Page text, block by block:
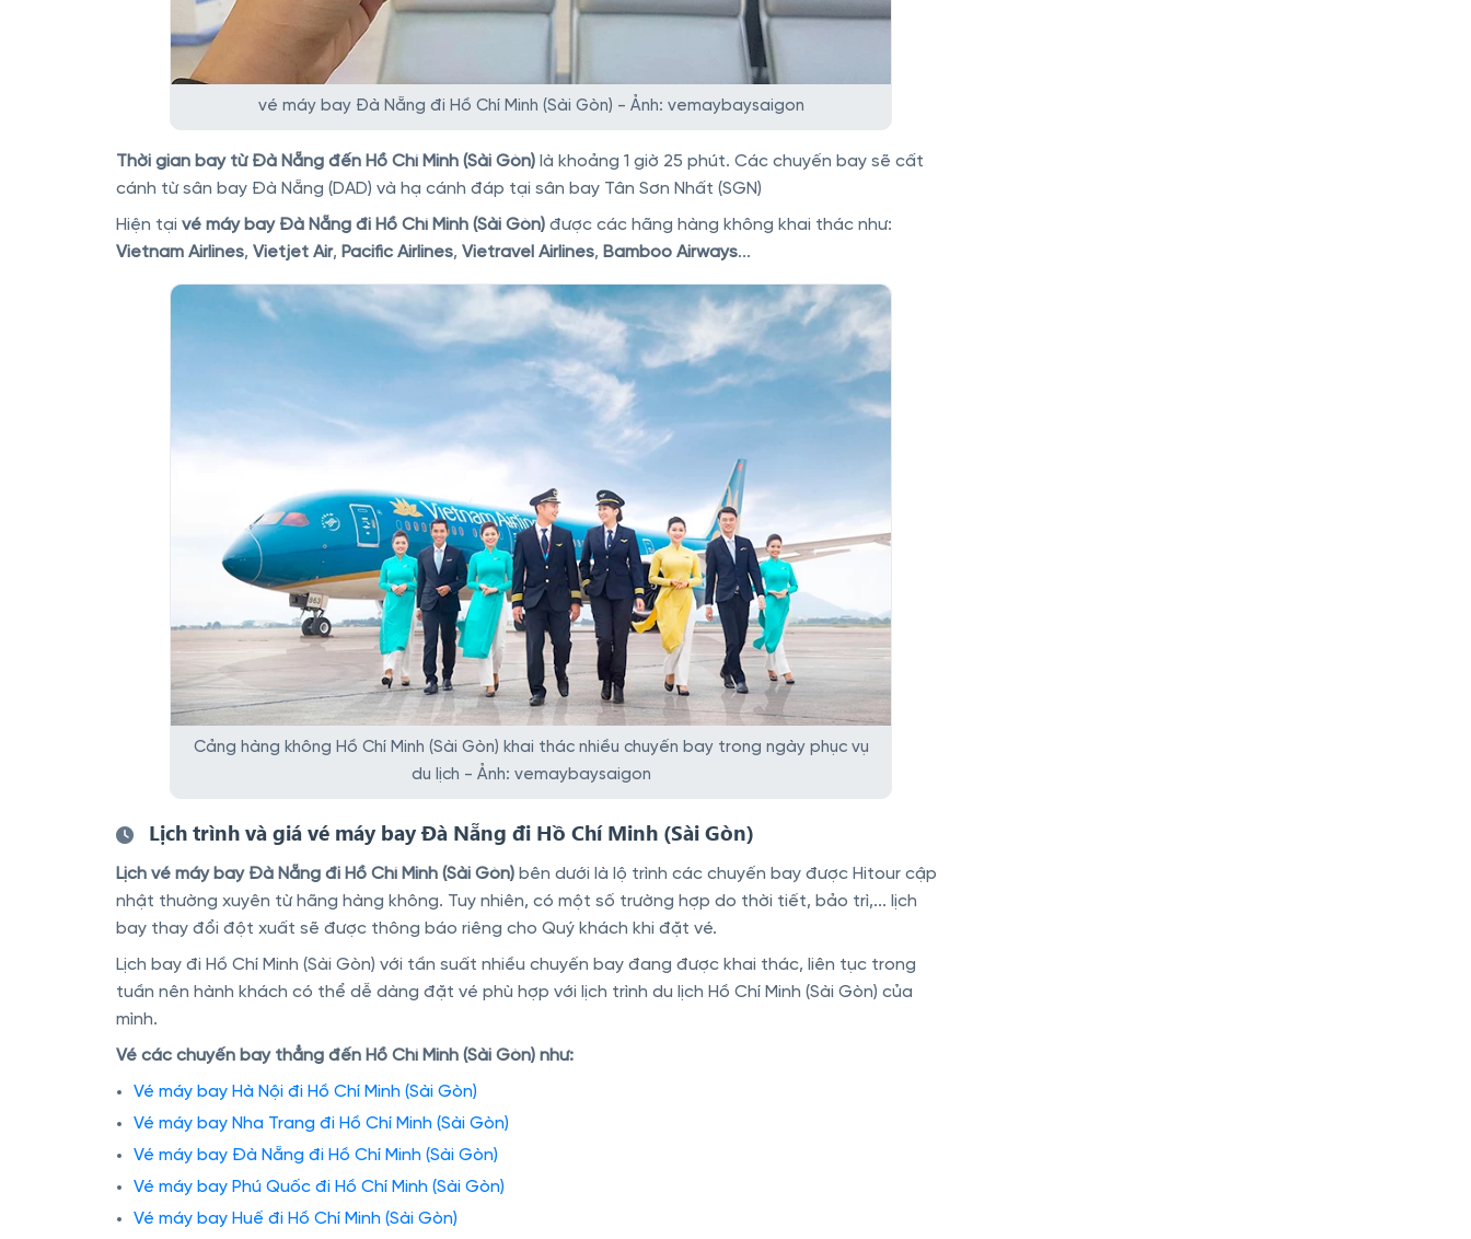
vé máy bay Đà Nẵng đi Hồ Chí Minh (Sài Gòn) - Ảnh: vemaybaysaigon
Thời gian bay từ Đà Nẵng đến Hồ Chí Minh (Sài Gòn) là khoảng 1 giờ 25 phút. Các chuyến bay sẽ cất
cánh từ sân bay Đà Nẵng (DAD) và hạ cánh đáp tại sân bay Tân Sơn Nhất (SGN)
Hiện tại vé máy bay Đà Nẵng đi Hồ Chí Minh (Sài Gòn) được các hãng hàng không khai thác như:
Vietnam Airlines, Vietjet Air, Pacific Airlines, Vietravel Airlines, Bamboo Airways...
Cảng hàng không Hồ Chí Minh (Sài Gòn) khai thác nhiều chuyến bay trong ngày phục vụ
du lịch - Ảnh: vemaybaysaigon
Lịch trình và giá vé máy bay Đà Nẵng đi Hồ Chí Minh (Sài Gòn)
Lịch vé máy bay Đà Nẵng đi Hồ Chí Minh (Sài Gòn) bên dưới là lộ trình các chuyến bay được Hitour cập
nhật thường xuyên từ hãng hàng không. Tuy nhiên, có một số trường hợp do thời tiết, bảo trì,... lịch
bay thay đổi đột xuất sẽ được thông báo riêng cho Quý khách khi đặt vé.
Lịch bay đi Hồ Chí Minh (Sài Gòn) với tần suất nhiều chuyến bay đang được khai thác, liên tục trong
tuần nên hành khách có thể dễ dàng đặt vé phù hợp với lịch trình du lịch Hồ Chí Minh (Sài Gòn) của
mình.
Vé các chuyến bay thẳng đến Hồ Chí Minh (Sài Gòn) như:
Vé máy bay Hà Nội đi Hồ Chí Minh (Sài Gòn)
Vé máy bay Nha Trang đi Hồ Chí Minh (Sài Gòn)
Vé máy bay Đà Nẵng đi Hồ Chí Minh (Sài Gòn)
Vé máy bay Phú Quốc đi Hồ Chí Minh (Sài Gòn)
Vé máy bay Huế đi Hồ Chí Minh (Sài Gòn)